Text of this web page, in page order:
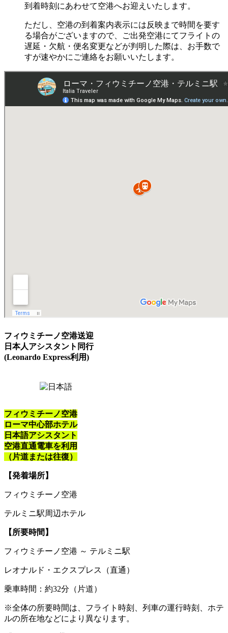
到着時刻にあわせて空港へお迎えいたします。
ただし、空港の到着案内表示には反映まで時間を要す
る場合がございますので、ご出発空港にてフライトの
遅延・欠航・便名変更などが判明した際は、お手数で
すが速やかにご連絡をお願いいたします。
フィウミチーノ空港送迎
日本人アシスタント同行
(Leonardo Express利用)
フィウミチーノ空港
ローマ中心部ホテル
日本語アシスタント
空港直通電車を利用
（片道または往復）
【発着場所】
フィウミチーノ空港
テルミニ駅周辺ホテル
【所要時間】
フィウミチーノ空港 ～ テルミニ駅
レオナルド・エクスプレス（直通）
乗車時間：約32分（片道）
※全体の所要時間は、フライト時刻、列車の運行時刻、ホテ
ルの所在地などにより異なります。